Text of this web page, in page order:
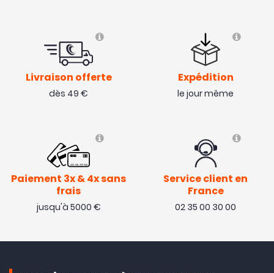
Livraison offerte
dès 49 €
Expédition
le jour même
Paiement 3x & 4x sans
frais
jusqu'à 5000 €
Service client en
France
02 35 00 30 00